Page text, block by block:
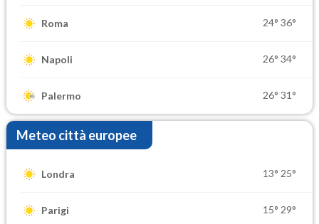
Roma 24° 36°
Napoli 26° 34°
Palermo 26° 31°
Meteo città europee
Londra 13° 25°
Parigi 15° 29°